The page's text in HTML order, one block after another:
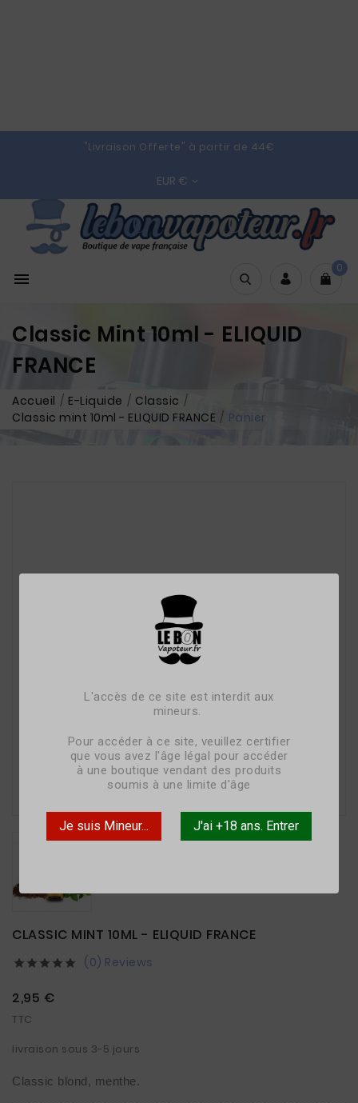
L'accès de ce site est interdit aux
mineurs.
Pour accéder à ce site, veuillez certifier
que vous avez l'âge légal pour accéder
à une boutique vendant des produits
soumis à une limite d'âge
Je suis Mineur... J'ai +18 ans. Entrer
"Livraison Offerte" à partir de 44€
EUR € 

0
Classic Mint 10ml - ELIQUID
FRANCE
Accueil E-Liquide
Classic
Classic mint 10ml - ELIQUID FRANCE
Panier
CLASSIC MINT 10ML - ELIQUID FRANCE
     (0) Reviews
2,95 €
TTC
livraison sous 3-5 jours
Classic blond, menthe.